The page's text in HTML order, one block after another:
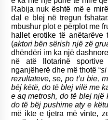
Rabija nuk është më e
dal e blej në tregun
mbushur plot e përplot me
hallet erotike të
(aktori bën sërish një zë
dhëndëri im ka një
në atë llotarinë
nganjëherë dhe më thotë “si
rezultateve, se, po t’u bie,
bëj këtë, do të blej vilë me
e aq metrosh, do të blej
do të bëj pushime aty e këtu
më ikte e tjetra më vinte,